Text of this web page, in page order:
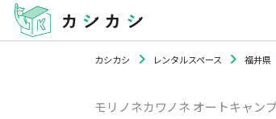
カシカシ レンタルスペース 福井県
モリノネカワノネ オートキャン